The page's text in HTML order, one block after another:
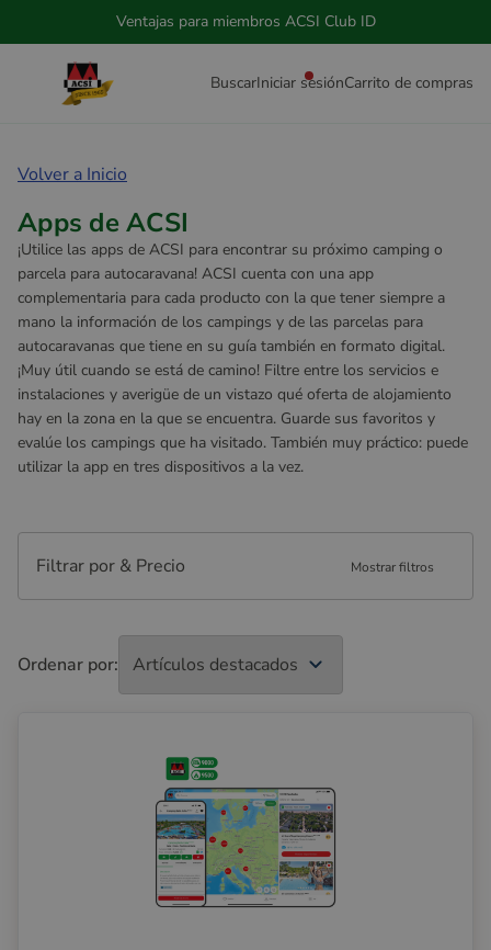
Ventajas para miembros ACSI Club ID
BuscarIniciar sesiónCarrito de compras
Volver a Inicio
Apps de ACSI
¡Utilice las apps de ACSI para encontrar su próximo camping o
parcela para autocaravana! ACSI cuenta con una app
complementaria para cada producto con la que tener siempre a
mano la información de los campings y de las parcelas para
autocaravanas que tiene en su guía también en formato digital.
¡Muy útil cuando se está de camino! Filtre entre los servicios e
instalaciones y averigüe de un vistazo qué oferta de alojamiento
hay en la zona en la que se encuentra. Guarde sus favoritos y
evalúe los campings que ha visitado. También muy práctico: puede
utilizar la app en tres dispositivos a la vez.
Filtrar por & Precio Mostrar filtros
Ordenar por: